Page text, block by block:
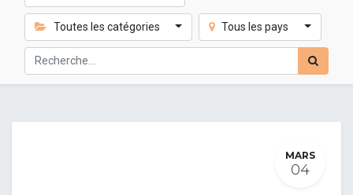
Toutes les catégories Tous les pays
MARS
04